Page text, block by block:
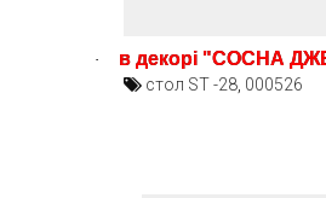
· в декорі "СОСНА
стол ST -28, 000526